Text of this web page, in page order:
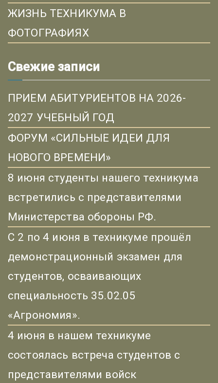
ЖИЗНЬ ТЕХНИКУМА В
ФОТОГРАФИЯХ
Свежие записи
ПРИЕМ АБИТУРИЕНТОВ НА 2026-
2027 УЧЕБНЫЙ ГОД
ФОРУМ «СИЛЬНЫЕ ИДЕИ ДЛЯ
НОВОГО ВРЕМЕНИ»
8 июня студенты нашего техникума
встретились с представителями
Министерства обороны РФ.
С 2 по 4 июня в техникуме прошёл
демонстрационный экзамен для
студентов, осваивающих
специальность 35.02.05
«Агрономия».
4 июня в нашем техникуме
состоялась встреча студентов с
представителями войск